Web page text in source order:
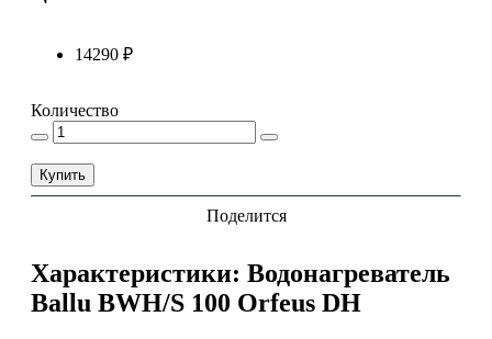
14290 ₽
Количество
Купить
Поделится
Характеристики: Водонагреватель
Ballu BWH/S 100 Orfeus DH